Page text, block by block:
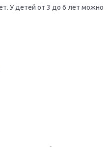
У детей от 3 до 6 лет можно